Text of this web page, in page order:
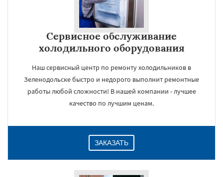
Сервисное обслуживание
холодильного оборудования
Наш сервисный центр по ремонту холодильников в
Зеленодольске быстро и недорого выполнит ремонтные
работы любой сложности! В нашей компании - лучшее
качество по лучшим ценам.
ЗАКАЗАТЬ